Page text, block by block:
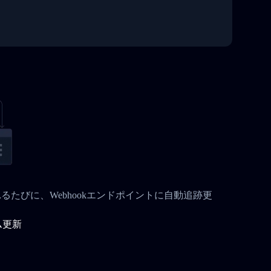
たびに、Webhookエンドポイントに自動追跡更
更新